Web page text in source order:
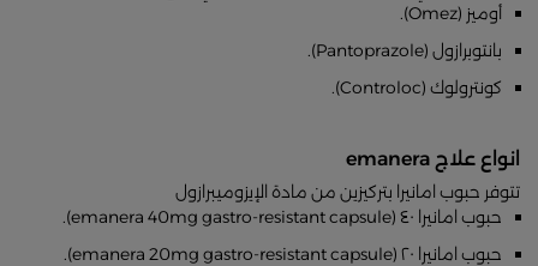
أوميز (Omez).
بانتوبرازول (Pantoprazole).
كونترولوك (Controloc).
انواع علاج emanera
تتوفر حبوب امانيرا بتركيزين من مادة الإيزوميبرازول
حبوب امانيرا ٤٠ (emanera 40mg gastro-resistant capsule).
حبوب امانيرا ٢٠ (emanera 20mg gastro-resistant capsule).